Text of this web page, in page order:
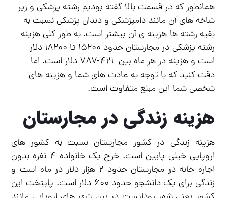
همانطور که در قسمت بالا گفته بودیم رشته پزشکی و زیر
شاخه های آن مانند دامپزشکی و دندان پزشکی نسبت به
بقیه رشته ها هزینه ی آن بیشتر است. به طور کلی هزینه
رشته پزشکی در مجارستان حدود ۱۵۲۰۰ تا ۱۸۲۰۰ دلار
است و هزینه در هر ماه بین ۴۲۱-۷۸۷ دلار است. اما
دقت کنید که با توجه به عادت های شما و هزینه های
شخصی شما این مبلغ متفاوت است.
هزینه زندگی در مجارستان
هزینه زندگی در کشور مجارستان نسبت به کشور های
اروپایی خیلی پایین است. خرج یک خانواده ۴ نفره بدون
اجاره خانه در مجارستان حدود ۲ هزار دلار در ماه است و
زندگی برای یک دانشجو حدود ۶۰۰ دلار است. پایتخت این